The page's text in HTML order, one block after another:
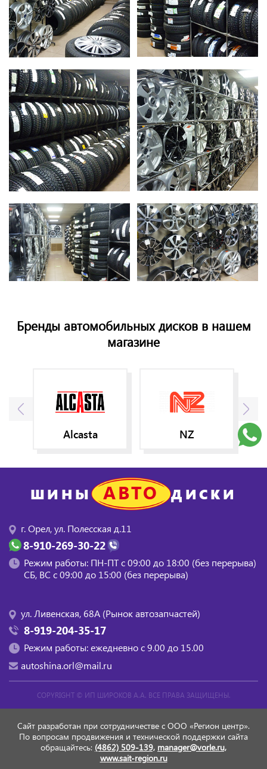
Бренды автомобильных дисков в нашем
магазине
Alcasta NZ
ШИНЫ АВТО ДИСКИ
г. Орел, ул. Полесская д.11
8-910-269-30-22
Режим работы: ПН-ПТ с 09:00 до 18:00 (без перерыва)
СБ, BC с 09:00 до 15:00 (без перерыва)
ул. Ливенская, 68А (Рынок автозапчастей)
8-919-204-35-17
Режим работы: ежедневно с 9.00 до 15.00
autoshina.orl@mail.ru
COPYRIGHT © ИП ШИРОКОВ А.А. ВСЕ ПРАВА ЗАЩИЩЕНЫ.
Сайт разработан при сотрудничестве с ООО «Регион центр».
По вопросам продвижения и технической поддержки сайта
обращайтесь: (4862) 509-139, manager@vorle.ru,
www.sait-region.ru